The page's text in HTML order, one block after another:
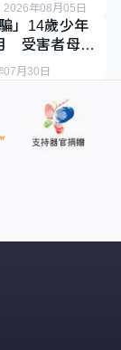
2026年08月05日
」14歲少年
受害者母：
月30日